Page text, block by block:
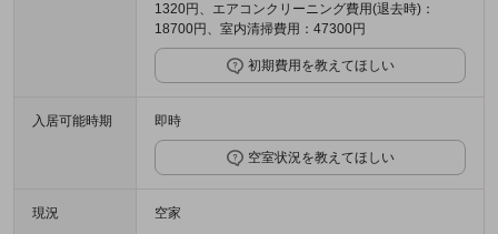
1320円、エアコンクリーニング費用(退去時)：
18700円、室内清掃費用：47300円
初期費用を教えてほしい
入居可能時期 即時
空室状況を教えてほしい
現況 空家